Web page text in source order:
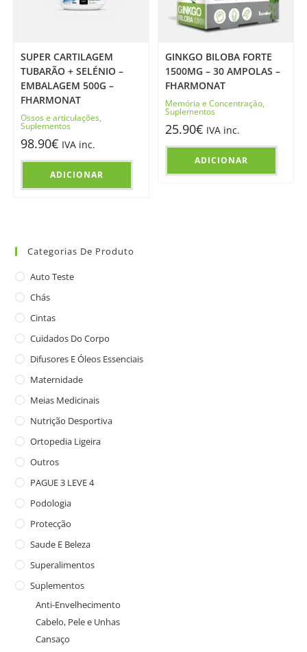
SUPER CARTILAGEM
TUBARÃO + SELÉNIO –
EMBALAGEM 500G –
FHARMONAT
Ossos e articulações,
Suplementos
98.90€ IVA inc.
ADICIONAR
GINKGO BILOBA FORTE
1500MG – 30 AMPOLAS –
FHARMONAT
Memória e Concentração,
Suplementos
25.90€ IVA inc.
ADICIONAR
Categorias De Produto
Auto Teste
Chás
Cintas
Cuidados Do Corpo
Difusores E Óleos Essenciais
Maternidade
Meias Medicinais
Nutrição Desportiva
Ortopedia Ligeira
Outros
PAGUE 3 LEVE 4
Podologia
Protecção
Saude E Beleza
Superalimentos
Suplementos
Anti-Envelhecimento
Cabelo, Pele e Unhas
Cansaço